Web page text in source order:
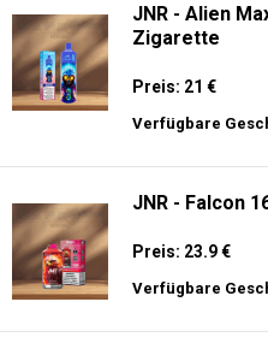
JNR - Alien
Zigarette
Preis: 21 €
Verfügbare
JNR - Falcon
Preis: 23.9 €
Verfügbare